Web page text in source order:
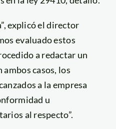
explicó el director
evaluado estos
a redactar un
casos, los
a la empresa
u
al respecto”.